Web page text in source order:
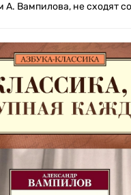
А. Вампилова, не сходят